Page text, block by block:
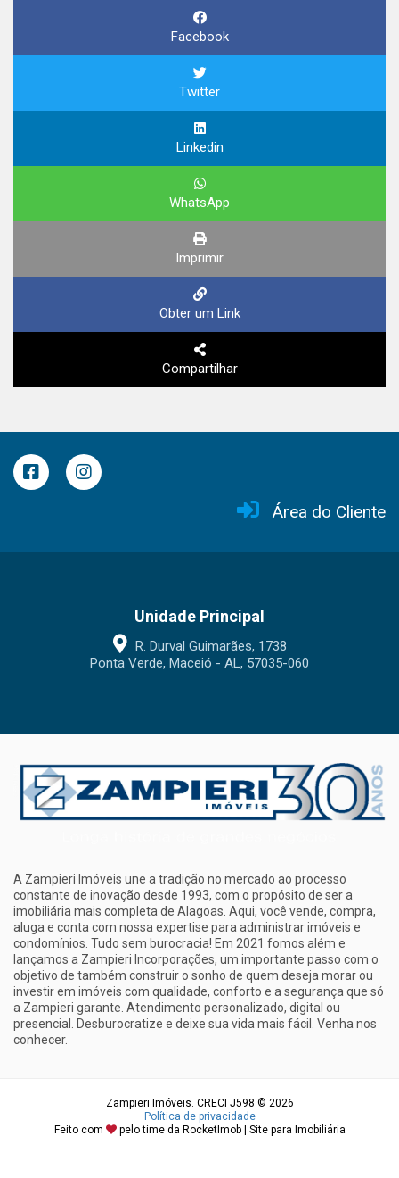
Facebook
Twitter
Linkedin
WhatsApp
Imprimir
Obter um Link
Compartilhar
Área do Cliente
Unidade Principal
R. Durval Guimarães, 1738
Ponta Verde, Maceió - AL, 57035-060
A Zampieri Imóveis une a tradição no mercado ao processo
constante de inovação desde 1993, com o propósito de ser a
imobiliária mais completa de Alagoas. Aqui, você vende, compra,
aluga e conta com nossa expertise para administrar imóveis e
condomínios. Tudo sem burocracia! Em 2021 fomos além e
lançamos a Zampieri Incorporações, um importante passo com o
objetivo de também construir o sonho de quem deseja morar ou
investir em imóveis com qualidade, conforto e a segurança que só
a Zampieri garante. Atendimento personalizado, digital ou
presencial. Desburocratize e deixe sua vida mais fácil. Venha nos
conhecer.
Zampieri Imóveis. CRECI J598 © 2026
Política de privacidade
Feito com
pelo time da RocketImob | Site para Imobiliária